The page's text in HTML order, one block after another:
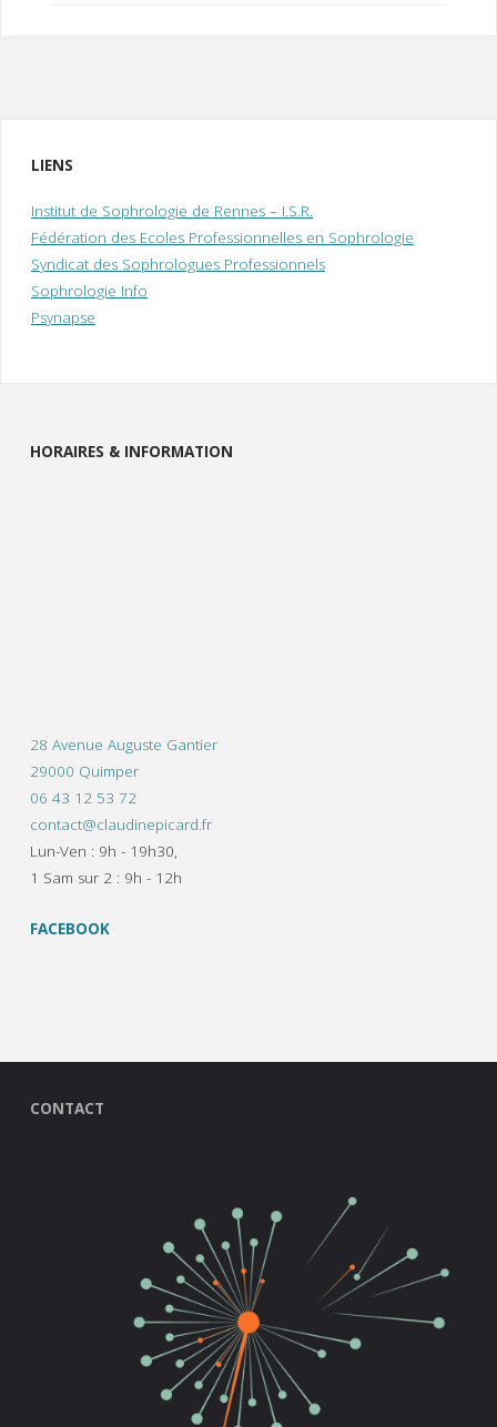
LIENS
Institut de Sophrologie de Rennes – I.S.R.
Fédération des Ecoles Professionnelles en Sophrologie
Syndicat des Sophrologues Professionnels
Sophrologie Info
Psynapse
HORAIRES & INFORMATION
28 Avenue Auguste Gantier
29000 Quimper
06 43 12 53 72
contact@claudinepicard.fr
Lun-Ven : 9h - 19h30,
1 Sam sur 2 : 9h - 12h
FACEBOOK
CONTACT